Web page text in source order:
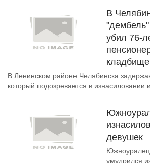
В
убил 76-
кладбище
В Ленинском районе Челябинска
который подозревается в изнасиловании
девушек
Южноуралец
умудрился